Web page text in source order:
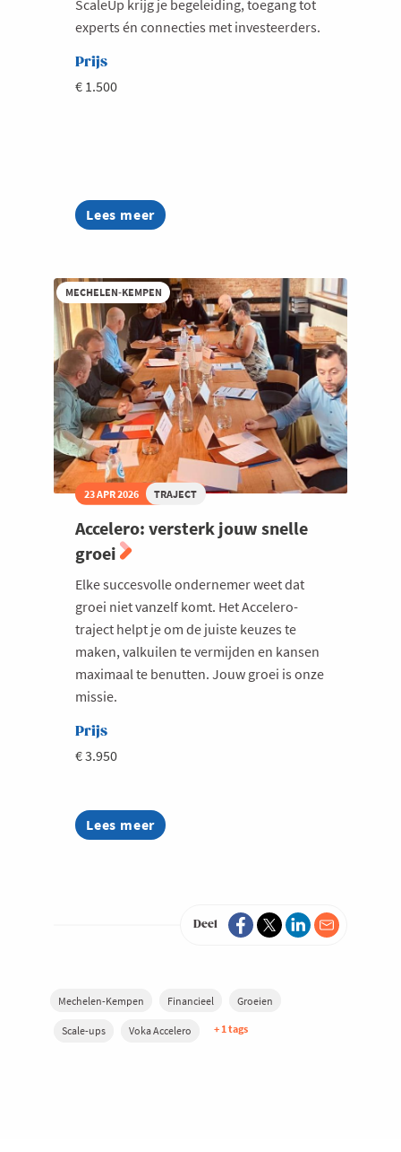
ScaleUp krijg je begeleiding, toegang tot
experts én connecties met investeerders.
Prijs
€ 1.500
Lees meer
about
Voka
MECHELEN-KEMPEN
23 APR 2026 TRAJECT
Accelero: versterk jouw snelle
groei
Elke succesvolle ondernemer weet dat
groei niet vanzelf komt. Het Accelero-
traject helpt je om de juiste keuzes te
maken, valkuilen te vermijden en kansen
maximaal te benutten. Jouw groei is onze
missie.
Prijs
€ 3.950
Lees meer
about
Accelero:
Deel
Mechelen-Kempen Financieel Groeien
Scale-ups Voka Accelero + 1 tags